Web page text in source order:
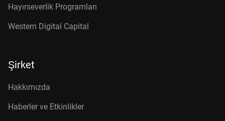
Hayırseverlik Programları
Western Digital Capital
Şirket
Hakkımızda
Haberler ve Etkinlikler